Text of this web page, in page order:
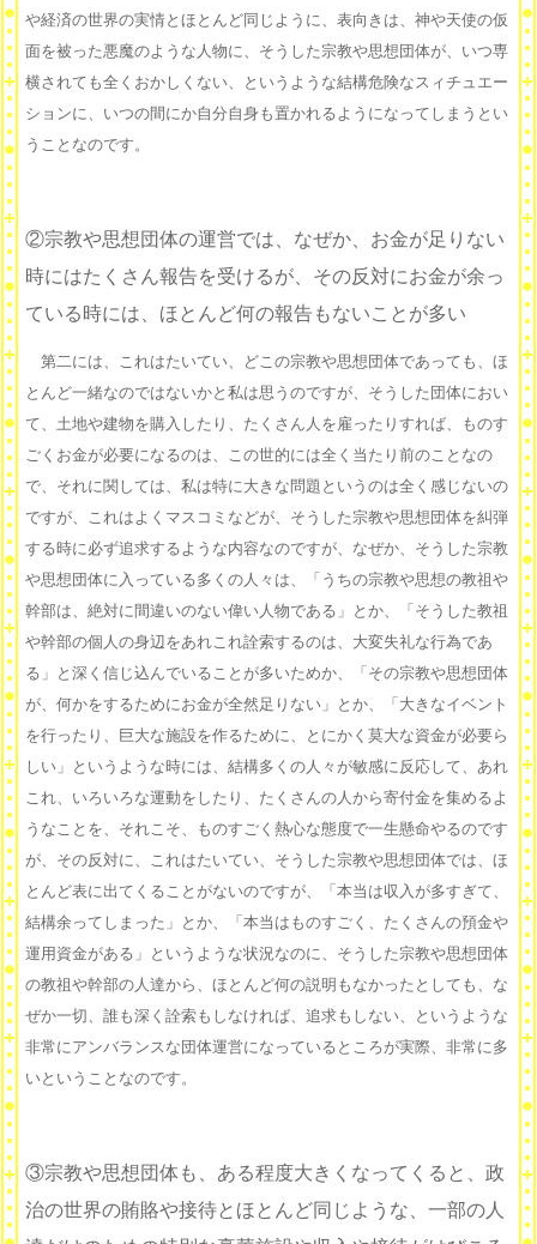
や経済の世界の実情とほとんど同じように、表向きは、神や天使の仮
面を被った悪魔のような人物に、そうした宗教や思想団体が、いつ専
横されても全くおかしくない、というような結構危険なスィチュエー
ションに、いつの間にか自分自身も置かれるようになってしまうとい
うことなのです。
②宗教や思想団体の運営では、なぜか、お金が足りない
時にはたくさん報告を受けるが、その反対にお金が余っ
ている時には、ほとんど何の報告もないことが多い
第二には、これはたいてい、どこの宗教や思想団体であっても、ほ
とんど一緒なのではないかと私は思うのですが、そうした団体におい
て、土地や建物を購入したり、たくさん人を雇ったりすれば、ものす
ごくお金が必要になるのは、この世的には全く当たり前のことなの
で、それに関しては、私は特に大きな問題というのは全く感じないの
ですが、これはよくマスコミなどが、そうした宗教や思想団体を糾弾
する時に必ず追求するような内容なのですが、なぜか、そうした宗教
や思想団体に入っている多くの人々は、「うちの宗教や思想の教祖や
幹部は、絶対に間違いのない偉い人物である」とか、「そうした教祖
や幹部の個人の身辺をあれこれ詮索するのは、大変失礼な行為であ
る」と深く信じ込んでいることが多いためか、「その宗教や思想団体
が、何かをするためにお金が全然足りない」とか、「大きなイベント
を行ったり、巨大な施設を作るために、とにかく莫大な資金が必要ら
しい」というような時には、結構多くの人々が敏感に反応して、あれ
これ、いろいろな運動をしたり、たくさんの人から寄付金を集めるよ
うなことを、それこそ、ものすごく熱心な態度で一生懸命やるのです
が、その反対に、これはたいてい、そうした宗教や思想団体では、ほ
とんど表に出てくることがないのですが、「本当は収入が多すぎて、
結構余ってしまった」とか、「本当はものすごく、たくさんの預金や
運用資金がある」というような状況なのに、そうした宗教や思想団体
の教祖や幹部の人達から、ほとんど何の説明もなかったとしても、な
ぜか一切、誰も深く詮索もしなければ、追求もしない、というような
非常にアンバランスな団体運営になっているところが実際、非常に多
いということなのです。
③宗教や思想団体も、ある程度大きくなってくると、政
治の世界の賄賂や接待とほとんど同じような、一部の人